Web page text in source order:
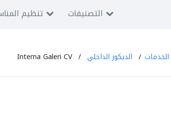
تنظيم التصنيفات
الخدمات الديكور الداخلي Interna Galeri CV